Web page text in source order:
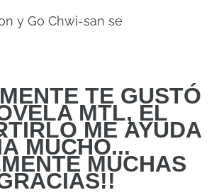
y Go Chwi-san se
TE GUSTÓ
MTL, EL
ME AYUDA
MUCHO...
MUCHAS